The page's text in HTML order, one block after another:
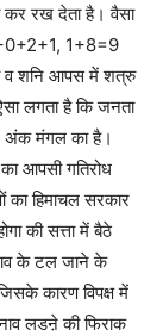
कर रख देता है। वैसा
1+8=9
व शनि आपस में शत्रु
लगता है कि जनता
अंक मंगल का है।
आपसी गतिरोध
हिमाचल सरकार
की सत्ता में बैठे
के टल जाने के
कारण विपक्ष में
लडऩे की फिराक